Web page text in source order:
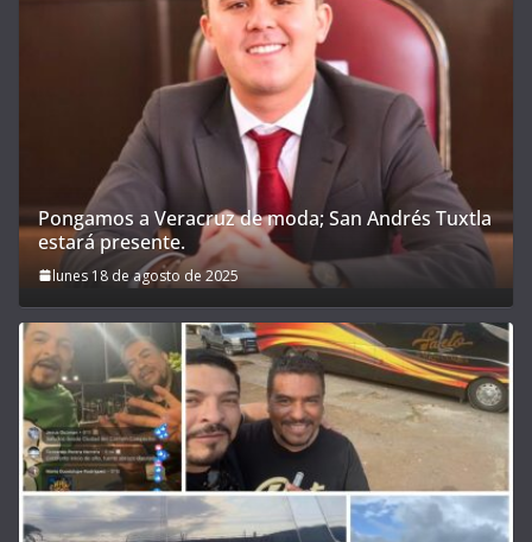
Pongamos a Veracruz de moda; San Andrés Tuxtla
estará presente.
lunes 18 de agosto de 2025